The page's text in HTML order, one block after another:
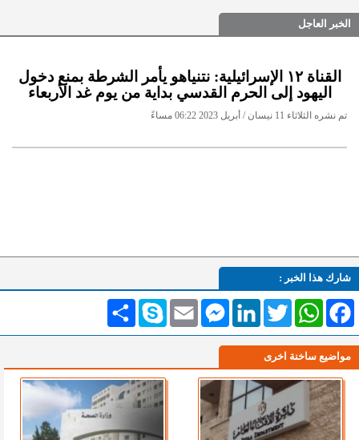
الخبر العاجل
القناة ١٢ الإسرائيلية: نتنياهو يأمر الشرطة بمنع دخول
اليهود إلى الحرم القدسي بداية من يوم غد الأربعاء
تم نشره الثلاثاء 11 نيسان / أبريل 2023 06:22 مساءً
شارك هذا الخبر :
انشر Skype Email
MessengerLinkedInTwitterWhatsAppFacebook
مواضيع ساخنة اخرى